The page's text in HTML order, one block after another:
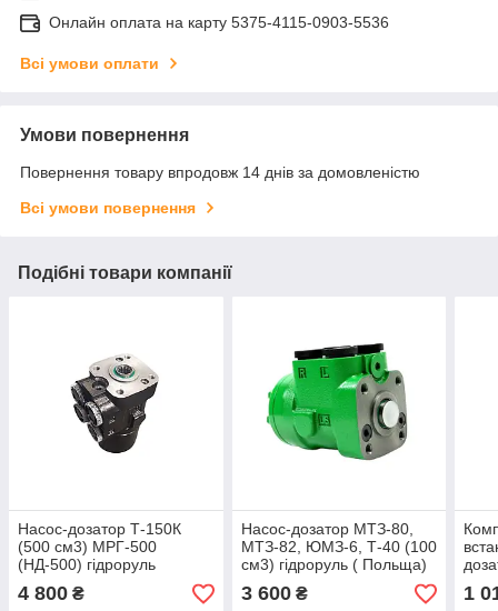
Онлайн оплата на карту 5375-4115-0903-5536
Всі умови оплати
Умови повернення
Повернення товару впродовж 14 днів за домовленістю
Всі умови повернення
Подібні товари компанії
Насос-дозатор Т-150К
(500 см3) МРГ-500
(НД-500) гідроруль
4 800 ₴
Насос-дозатор МТЗ-80,
МТЗ-82, ЮМЗ-6, Т-40 (100
см3) гідроруль ( Польща)
3 600₴
70-
1